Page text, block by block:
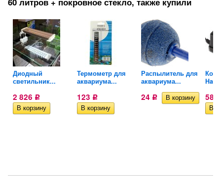
Диодный
светильник...
2 826 Р
Термометр для
аквариума...
123 Р
Распылитель для
аквариума...
24 Р 585